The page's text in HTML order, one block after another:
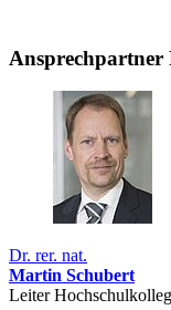
Ansprechpartner
Dr. rer. nat.
Martin Schubert
Leiter